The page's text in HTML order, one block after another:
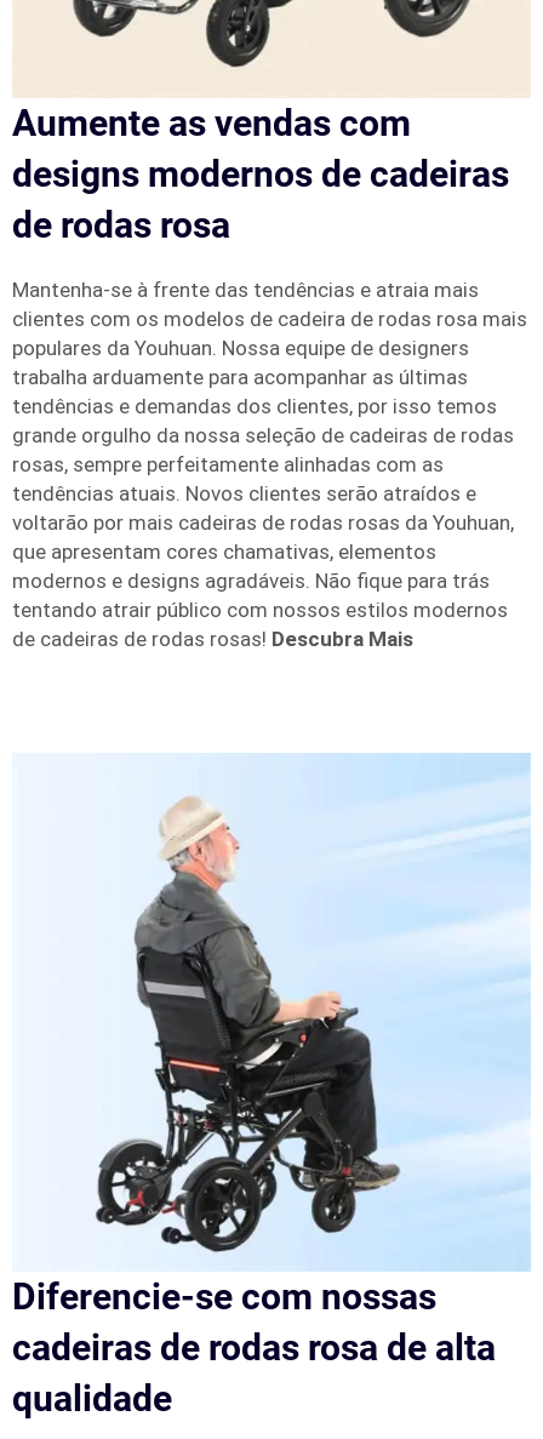
Aumente as vendas com
designs modernos de cadeiras
de rodas rosa
Mantenha-se à frente das tendências e atraia mais
clientes com os modelos de cadeira de rodas rosa mais
populares da Youhuan. Nossa equipe de designers
trabalha arduamente para acompanhar as últimas
tendências e demandas dos clientes, por isso temos
grande orgulho da nossa seleção de cadeiras de rodas
rosas, sempre perfeitamente alinhadas com as
tendências atuais. Novos clientes serão atraídos e
voltarão por mais cadeiras de rodas rosas da Youhuan,
que apresentam cores chamativas, elementos
modernos e designs agradáveis. Não fique para trás
tentando atrair público com nossos estilos modernos
de cadeiras de rodas rosas! Descubra Mais
Diferencie-se com nossas
cadeiras de rodas rosa de alta
qualidade